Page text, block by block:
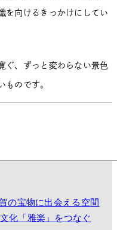
を向けるきっかけにしてい
ぐ、ずっと変わらない景色
ものです。
の宝物に出会える空間
化「雅楽」をつなぐ